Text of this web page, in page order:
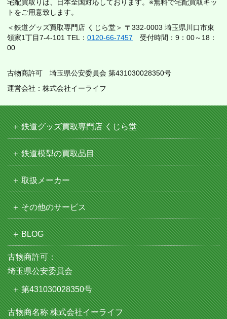
宅配買取りは、日本全国対応しております。※無料で宅配買取キッ
トをご用意致します。
＜鉄道グッズ買取専門店 くじら堂＞ 〒332-0003 埼玉県川口市東
領家1丁目7-4-101 TEL： 0120-66-7457 受付時間：9：00～18：
00
古物商許可 埼玉県公安委員会 第431030028350号
運営会社：株式会社イーライフ
鉄道グッズ買取専門店 くじら堂
鉄道模型の買取品目
取扱メーカー
その他のサービス
BLOG
古物商許可：
埼玉県公安委員会
第431030028350号
古物商名称 株式会社イーライフ